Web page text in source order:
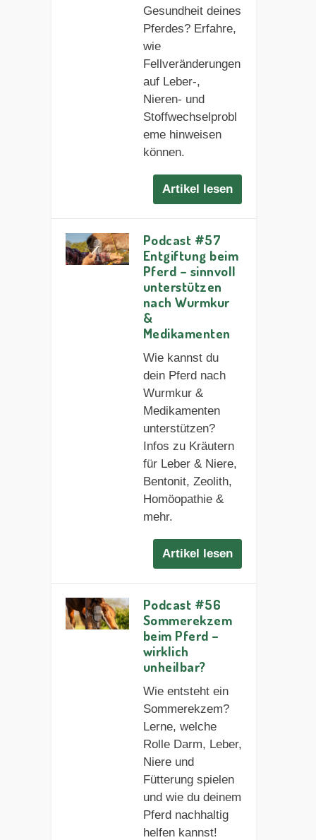
Gesundheit deines
Pferdes? Erfahre,
wie
Fellveränderungen
auf Leber-,
Nieren- und
Stoffwechselprobl
eme hinweisen
können.
Artikel lesen
Podcast #57
Entgiftung beim
Pferd – sinnvoll
unterstützen
nach Wurmkur
&
Medikamenten
Wie kannst du
dein Pferd nach
Wurmkur &
Medikamenten
unterstützen?
Infos zu Kräutern
für Leber & Niere,
Bentonit, Zeolith,
Homöopathie &
mehr.
Artikel lesen
Podcast #56
Sommerekzem
beim Pferd –
wirklich
unheilbar?
Wie entsteht ein
Sommerekzem?
Lerne, welche
Rolle Darm, Leber,
Niere und
Fütterung spielen
und wie du deinem
Pferd nachhaltig
helfen kannst!